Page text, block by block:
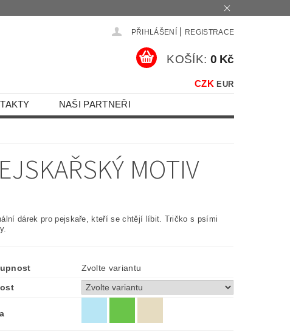
PŘIHLÁŠENÍ REGISTRACE
CZK EUR
KOŠÍK: 0 Kč
NAŠI PARTNEŘI
MOTIV
dárek pro pejskaře, kteří se chtějí líbit. Tričko s psími
Zvolte variantu